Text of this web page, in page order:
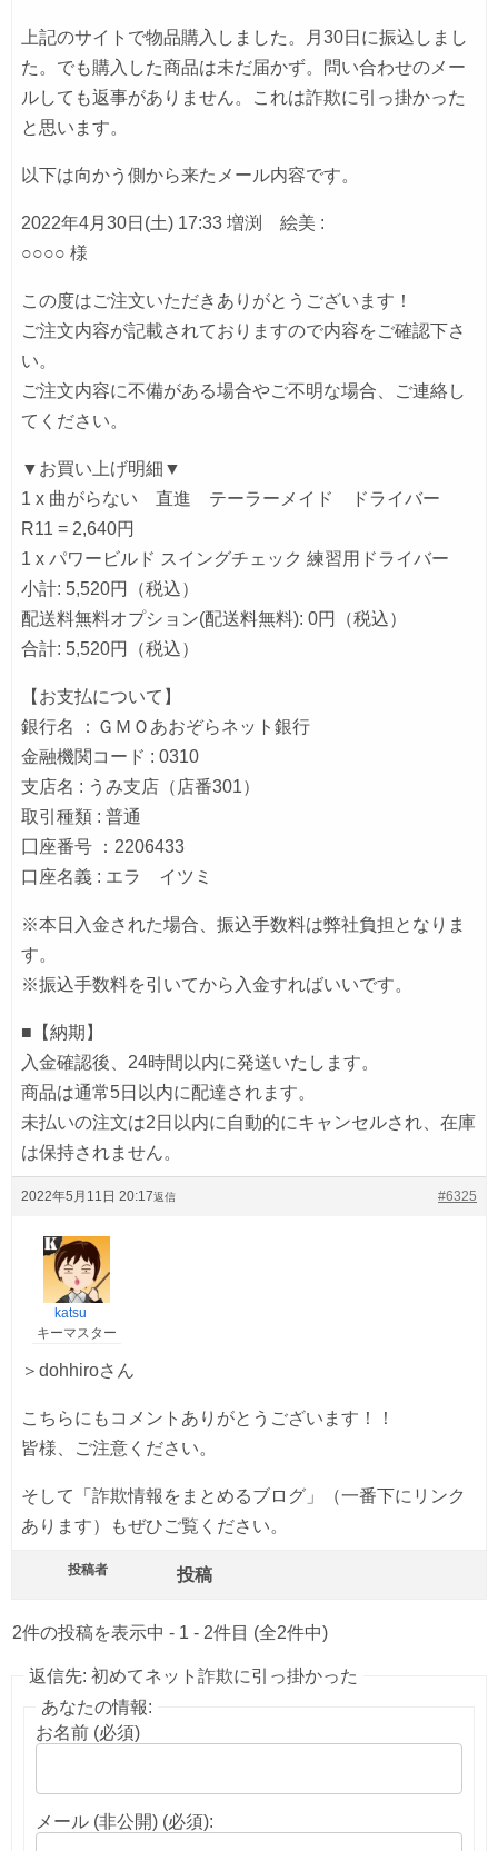
上記のサイトで物品購入しました。月30日に振込しまし
た。でも購入した商品は未だ届かず。問い合わせのメー
ルしても返事がありません。これは詐欺に引っ掛かった
と思います。
以下は向かう側から来たメール内容です。
2022年4月30日(土) 17:33 増渕 絵美 :
○○○○ 様
この度はご注文いただきありがとうございます！
ご注文内容が記載されておりますので内容をご確認下さ
い。
ご注文内容に不備がある場合やご不明な場合、ご連絡し
てください。
▼お買い上げ明細▼
1 x 曲がらない 直進 テーラーメイド ドライバー
R11 = 2,640円
1 x パワービルド スイングチェック 練習用ドライバー
小計: 5,520円（税込）
配送料無料オプション(配送料無料): 0円（税込）
合計: 5,520円（税込）
【お支払について】
銀行名 ：ＧＭＯあおぞらネット銀行
金融機関コード : 0310
支店名 : うみ支店（店番301）
取引種類 : 普通
囗座番号 ：2206433
口座名義 : エラ イツミ
※本日入金された場合、振込手数料は弊社負担となりま
す。
※振込手数料を引いてから入金すればいいです。
■【納期】
入金確認後、24時間以内に発送いたします。
商品は通常5日以内に配達されます。
未払いの注文は2日以内に自動的にキャンセルされ、在庫
は保持されません。
2022年5月11日 20:17 #6325
返信
katsu
キーマスター
＞dohhiroさん
こちらにもコメントありがとうございます！！
皆様、ご注意ください。
そして「詐欺情報をまとめるブログ」（一番下にリンク
あります）もぜひご覧ください。
投稿者 投稿
2件の投稿を表示中 - 1 - 2件目 (全2件中)
返信先: 初めてネット詐欺に引っ掛かった
あなたの情報:
お名前 (必須)
メール (非公開) (必須):